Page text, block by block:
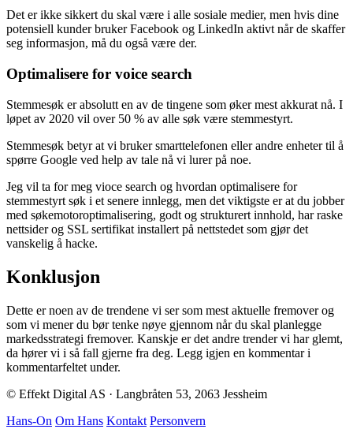
Det er ikke sikkert du skal være i alle sosiale medier, men hvis dine
potensiell kunder bruker Facebook og LinkedIn aktivt når de skaffer
seg informasjon, må du også være der.
Optimalisere for voice search
Stemmesøk er absolutt en av de tingene som øker mest akkurat nå. I
løpet av 2020 vil over 50 % av alle søk være stemmestyrt.
Stemmesøk betyr at vi bruker smarttelefonen eller andre enheter til å
spørre Google ved help av tale nå vi lurer på noe.
Jeg vil ta for meg vioce search og hvordan optimalisere for
stemmestyrt søk i et senere innlegg, men det viktigste er at du jobber
med søkemotoroptimalisering, godt og strukturert innhold, har raske
nettsider og SSL sertifikat installert på nettstedet som gjør det
vanskelig å hacke.
Konklusjon
Dette er noen av de trendene vi ser som mest aktuelle fremover og
som vi mener du bør tenke nøye gjennom når du skal planlegge
markedsstrategi fremover. Kanskje er det andre trender vi har glemt,
da hører vi i så fall gjerne fra deg. Legg igjen en kommentar i
kommentarfeltet under.
© Effekt Digital AS · Langbråten 53, 2063 Jessheim
Hans-On Om Hans Kontakt Personvern